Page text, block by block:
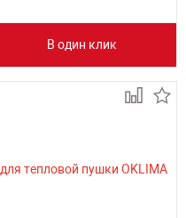
В один клик